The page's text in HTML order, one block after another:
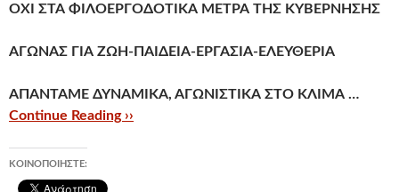
ΟΧΙ ΣΤΑ ΦΙΛΟΕΡΓΟΔΟΤΙΚΑ ΜΕΤΡΑ ΤΗΣ ΚΥΒΕΡΝΗΣΗΣ
ΑΓΩΝΑΣ ΓΙΑ ΖΩΗ-ΠΑΙΔΕΙΑ-ΕΡΓΑΣΙΑ-ΕΛΕΥΘΕΡΙΑ
ΑΠΑΝΤΑΜΕ ΔΥΝΑΜΙΚΑ, ΑΓΩΝΙΣΤΙΚΑ ΣΤΟ ΚΛΙΜΑ …
Continue Reading ››
ΚΟΙΝΟΠΟΙΉΣΤΕ: